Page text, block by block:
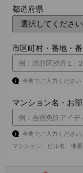
都道府県
市区町村・番地・
全角でご入力ください
マンション名・お
全角でご入力ください,
マンション、ビル名、棟